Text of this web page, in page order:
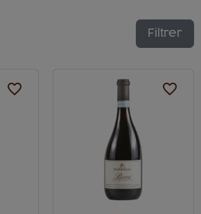
Filtrer
favorite_border favorite_border